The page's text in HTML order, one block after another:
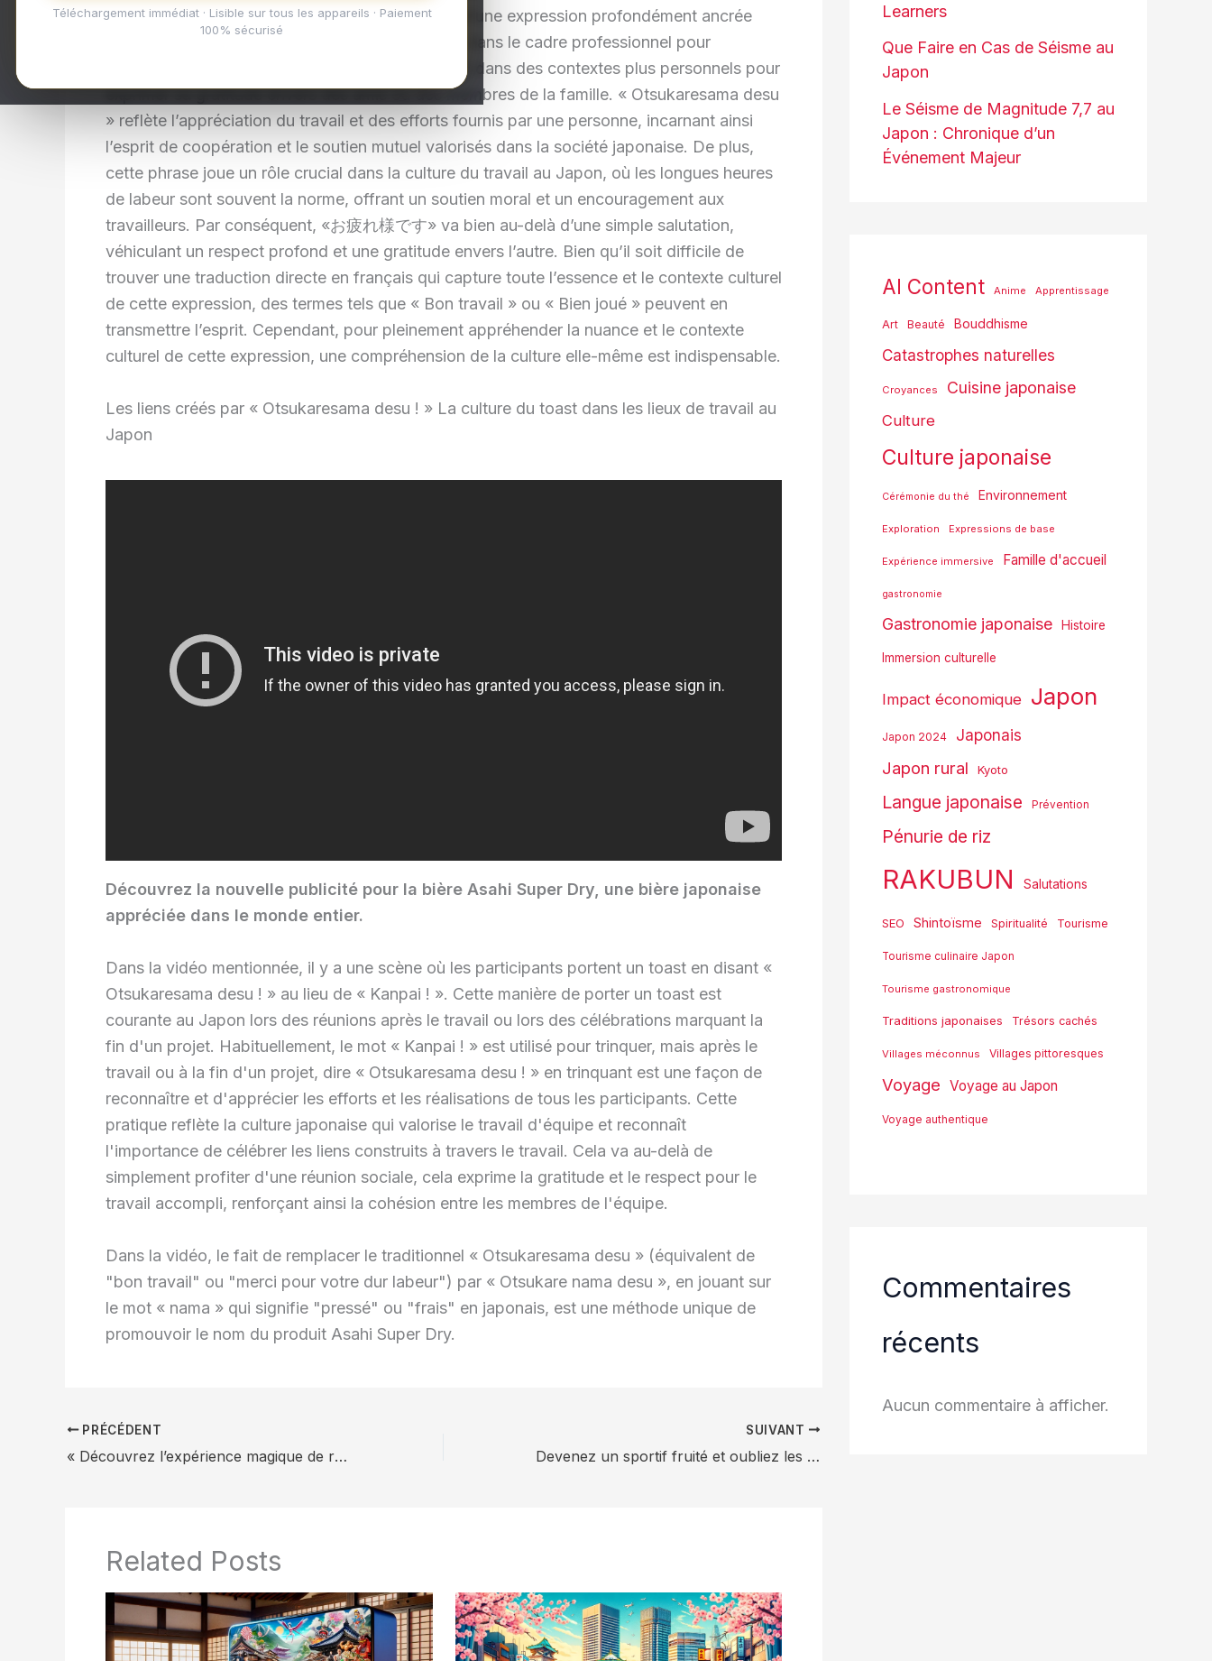
Téléchargement immédiat · Lisible sur tous les appareils · Paiement
100% sécurisé
bien au-delà d’un simple « bon travail ». Il s’agit d’une expression profondément ancrée
dans la culture japonaise, utilisée non seulement dans le cadre professionnel pour
reconnaître l’effort d’un collègue, mais également dans des contextes plus personnels pour
exprimer sa gratitude envers des amis ou des membres de la famille. « Otsukaresama desu
» reflète l’appréciation du travail et des efforts fournis par une personne, incarnant ainsi
l’esprit de coopération et le soutien mutuel valorisés dans la société japonaise. De plus,
cette phrase joue un rôle crucial dans la culture du travail au Japon, où les longues heures
de labeur sont souvent la norme, offrant un soutien moral et un encouragement aux
travailleurs. Par conséquent, «お疲れ様です» va bien au-delà d’une simple salutation,
véhiculant un respect profond et une gratitude envers l’autre. Bien qu’il soit difficile de
trouver une traduction directe en français qui capture toute l’essence et le contexte culturel
de cette expression, des termes tels que « Bon travail » ou « Bien joué » peuvent en
transmettre l’esprit. Cependant, pour pleinement appréhender la nuance et le contexte
culturel de cette expression, une compréhension de la culture elle-même est indispensable.
Les liens créés par « Otsukaresama desu ! » La culture du toast dans les lieux de travail au
Japon
Découvrez la nouvelle publicité pour la bière Asahi Super Dry, une bière japonaise
appréciée dans le monde entier.
Dans la vidéo mentionnée, il y a une scène où les participants portent un toast en disant «
Otsukaresama desu ! » au lieu de « Kanpai ! ». Cette manière de porter un toast est
courante au Japon lors des réunions après le travail ou lors des célébrations marquant la
fin d'un projet. Habituellement, le mot « Kanpai ! » est utilisé pour trinquer, mais après le
travail ou à la fin d'un projet, dire « Otsukaresama desu ! » en trinquant est une façon de
reconnaître et d'apprécier les efforts et les réalisations de tous les participants. Cette
pratique reflète la culture japonaise qui valorise le travail d'équipe et reconnaît
l'importance de célébrer les liens construits à travers le travail. Cela va au-delà de
simplement profiter d'une réunion sociale, cela exprime la gratitude et le respect pour le
travail accompli, renforçant ainsi la cohésion entre les membres de l'équipe.
Dans la vidéo, le fait de remplacer le traditionnel « Otsukaresama desu » (équivalent de
"bon travail" ou "merci pour votre dur labeur") par « Otsukare nama desu », en jouant sur
le mot « nama » qui signifie "pressé" ou "frais" en japonais, est une méthode unique de
promouvoir le nom du produit Asahi Super Dry.
PRÉCÉDENT
« Découvrez l’expérience magique de regarder un film Ghibli dès sa sortie au Japon ! Tout ce que vous devez savoir sur les cinémas japonais est ici. »
SUIVANT
Devenez un sportif fruité et oubliez les soirées canapé!
Related Posts
Learners
Que Faire en Cas de Séisme au
Japon
Le Séisme de Magnitude 7,7 au
Japon : Chronique d’un
Événement Majeur
AI Content Anime Apprentissage
Art Beauté Bouddhisme
Catastrophes naturelles
Croyances Cuisine japonaise
Culture
Culture japonaise
Cérémonie du thé Environnement
Exploration Expressions de base
Expérience immersive Famille d'accueil
gastronomie
Gastronomie japonaise Histoire
Immersion culturelle
Impact économique Japon
Japon 2024 Japonais
Japon rural Kyoto
Langue japonaise Prévention
Pénurie de riz
RAKUBUN Salutations
SEO Shintoïsme Spiritualité Tourisme
Tourisme culinaire Japon
Tourisme gastronomique
Traditions japonaises Trésors cachés
Villages méconnus Villages pittoresques
Voyage Voyage au Japon
Voyage authentique
Commentaires
récents
Aucun commentaire à afficher.